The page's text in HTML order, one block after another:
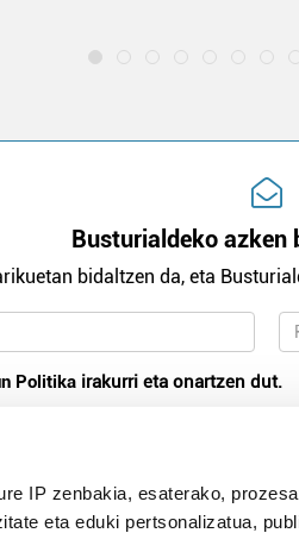
IP zenbakia, esaterako,
eta eduki pertsonalizatua,
Busturialdeko azken
bidaltzen da, eta
Politika irakurri eta onartzen dut.